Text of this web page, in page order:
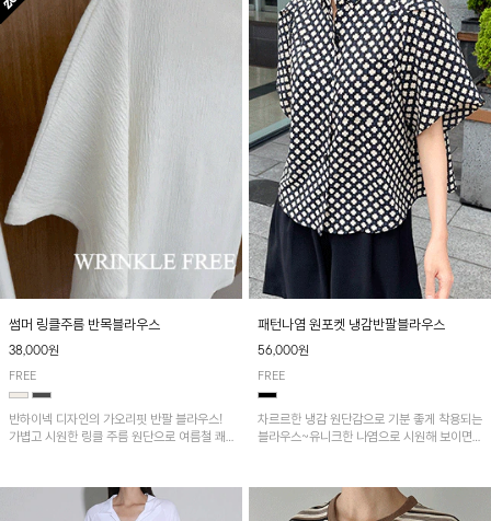
썸머 링클주름 반목블라우스
38,000원
FREE
반하이넥 디자인의 가오리핏 반팔 블라우스!
가볍고 시원한 링클 주름 원단으로 여름철 쾌
패턴나염 원포켓 냉감반팔블라우스
56,000원
FREE
차르르한 냉감 원단감으로 기분 좋게 착용되는
블라우스~유니크한 나염으로 시원해 보이면